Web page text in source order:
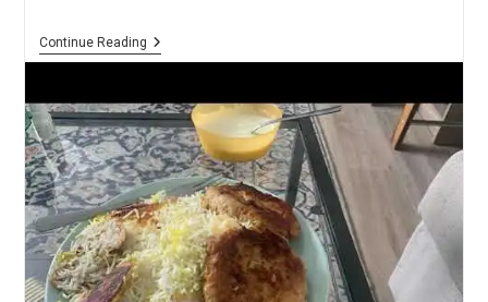
Continue Readingطرز
تهیه
سریع
و
آسون
و
بسیار
خوشمزه
برای
تمام
افراد
خانواده
?????